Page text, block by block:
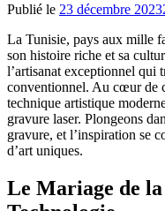
Publié le 23 décembre 2023
La Tunisie, pays aux mille
son histoire riche et sa
l’artisanat exceptionnel qui
conventionnel. Au cœur de
technique artistique
gravure laser. Plongeons
gravure, et l’inspiration se
d’art uniques.
Le Mariage de